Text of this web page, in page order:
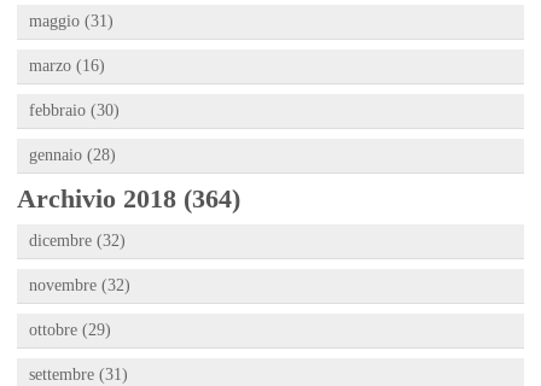
maggio (31)
marzo (16)
febbraio (30)
gennaio (28)
Archivio 2018 (364)
dicembre (32)
novembre (32)
ottobre (29)
settembre (31)